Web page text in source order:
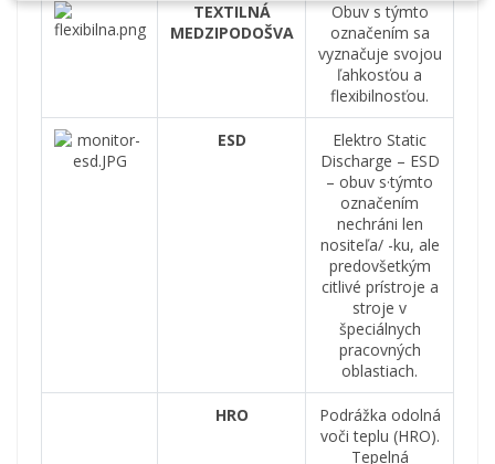
TEXTILNÁ
MEDZIPODOŠVA
Obuv s týmto
označením sa
vyznačuje svojou
ľahkosťou a
flexibilnosťou.
ESD
Elektro Static
Discharge – ESD
– obuv s·týmto
označením
nechráni len
nositeľa/ -ku, ale
predovšetkým
citlivé prístroje a
stroje v
špeciálnych
pracovných
oblastiach.
HRO
Podrážka odolná
voči teplu (HRO).
Tepelná